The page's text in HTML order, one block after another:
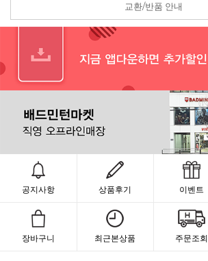
교환/반품 안내
공지사항 상품후기 이벤트
장바구니 최근본상품 주문조회